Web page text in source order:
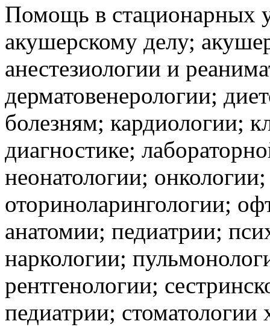
Помощь в стационарных
акушерскому делу;
анестезиологии и
дерматовенерологии;
болезням; кардиологии;
диагностике;
неонатологии;
оториноларингологии;
анатомии; педиатрии;
наркологии;
рентгенологии;
педиатрии;